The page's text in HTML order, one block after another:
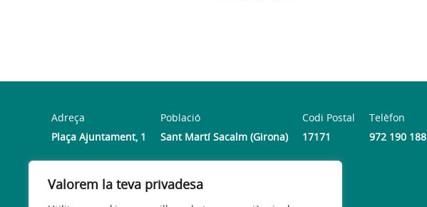
Valorem la teva privadesa
Adreça
Plaça Ajuntament, 1
Població
Sant Martí Sacalm (Girona)
Codi Postal
17171
Telèfon
972 190 188
Horari
De dilluns a divendres d’11 del matí a 2 de la tarda.